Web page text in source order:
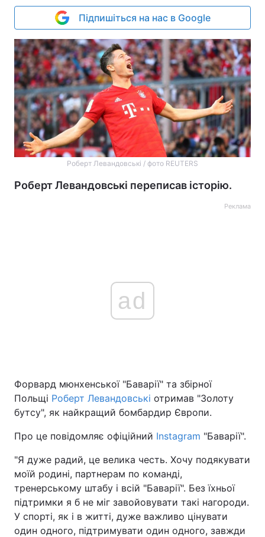
Підпишіться на нас в Google
Роберт Левандовські / фото REUTERS
Роберт Левандовські переписав історію.
Реклама
ad
Форвард мюнхенської "Баварії" та збірної
Польщі Роберт Левандовські отримав "Золоту
бутсу", як найкращий бомбардир Європи.
Про це повідомляє офіційний Instagram "Баварії".
"Я дуже радий, це велика честь. Хочу подякувати
моїй родині, партнерам по команді,
тренерському штабу і всій "Баварії". Без їхньої
підтримки я б не міг завойовувати такі нагороди.
У спорті, як і в житті, дуже важливо цінувати
один одного, підтримувати один одного, завжди